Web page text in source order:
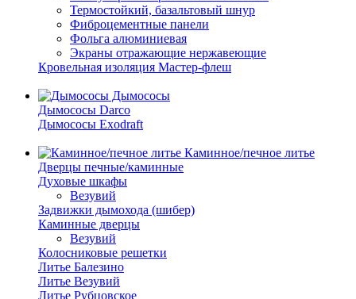
Термостойкий, базальтовый шнур
Фиброцементные панели
Фольга алюминиевая
Экраны отражающие нержавеющие
Кровельная изоляция Мастер-флеш
Дымососы
Дымососы Darco
Дымососы Exodraft
Каминное/печное литье
Дверцы печные/каминные
Духовые шкафы
Везувий
Задвижки дымохода (шибер)
Каминные дверцы
Везувий
Колосниковые решетки
Литье Балезино
Литье Везувий
Литье Рубцовское